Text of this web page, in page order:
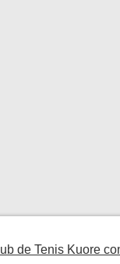
de Tenis Kuore